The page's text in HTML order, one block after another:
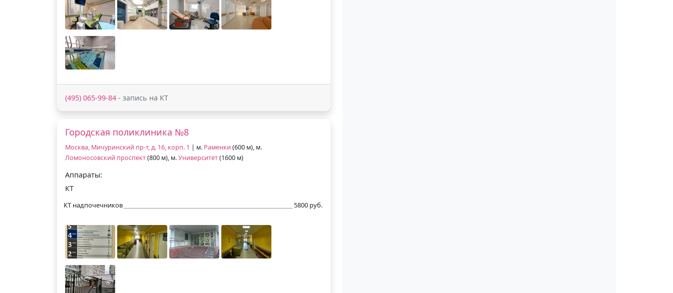
(495) 065-99-84 - запись на КТ
Городская поликлиника №8
Москва, Мичуринский пр-т, д. 16, корп. 1 | м. Раменки (600 м), м.
Ломоносовский проспект(800 м), м.Университет(1600 м)
Аппараты:
КТ
КТ надпочечников 5800 руб.